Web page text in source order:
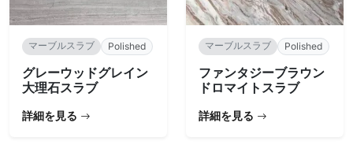
マーブルスラブ Polished
グレーウッドグレイン
大理石スラブ
詳細を見る
マーブルスラブ Polished
ファンタジーブラウン
ドロマイトスラブ
詳細を見る